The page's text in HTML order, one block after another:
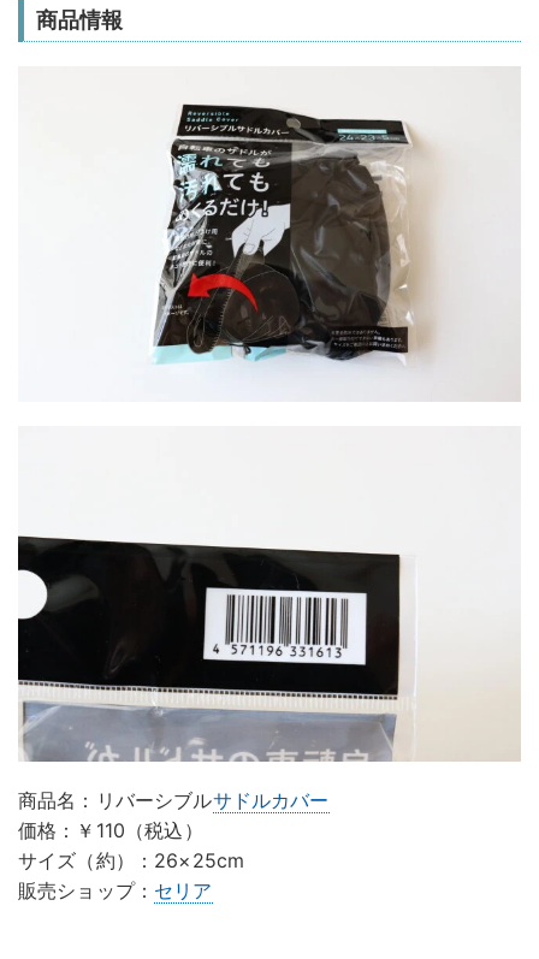
商品情報
商品名：リバーシブルサドルカバー
価格：￥110（税込）
サイズ（約）：26×25cm
販売ショップ： セリア